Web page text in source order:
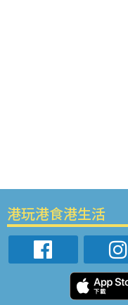
港玩港食港生活